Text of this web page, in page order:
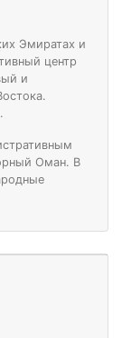
Эмиратах и
центр
и
Оман. В